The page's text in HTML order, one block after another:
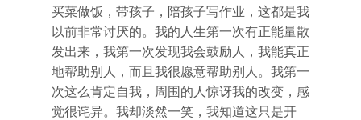
买菜做饭，带孩子，陪孩子写作业，这都是我
以前非常讨厌的。我的人生第一次有正能量散
发出来，我第一次发现我会鼓励人，我能真正
地帮助别人，而且我很愿意帮助别人。我第一
次这么肯定自我，周围的人惊讶我的改变，感
觉很诧异。我却淡然一笑，我知道这只是开